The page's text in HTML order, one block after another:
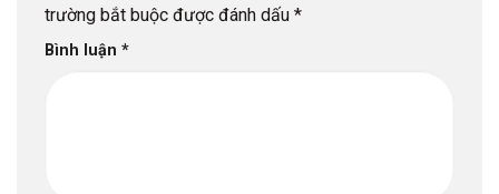
trường bắt buộc được đánh dấu *
Bình luận *